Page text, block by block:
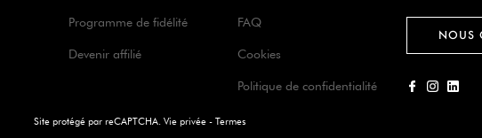
Programme de fidélité
Devenir affilié
FAQ
Cookies
Politique de confidentialité
NOUS
Site protégé par reCAPTCHA. Vie privée - Termes